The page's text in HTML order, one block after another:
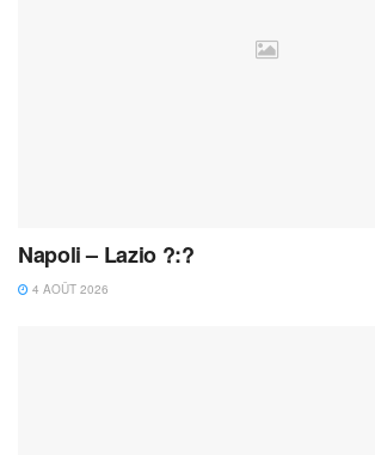
Napoli – Lazio ?:?
4 AOÛT 2026